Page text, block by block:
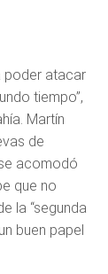
poder atacar
tiempo”,
Martín
de
acomodó
que no
la “segunda
buen papel